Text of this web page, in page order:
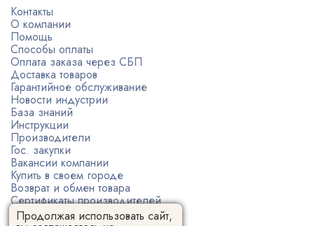
Контакты
О компании
Помощь
Способы оплаты
Оплата заказа через СБП
Доставка товаров
Гарантийное обслуживание
Новости индустрии
База знаний
Инструкции
Производители
Гос. закупки
Вакансии компании
Купить в своем городе
Возврат и обмен товара
Сертификаты производителей
Политика конфиденциальности
Продолжая использовать сайт,